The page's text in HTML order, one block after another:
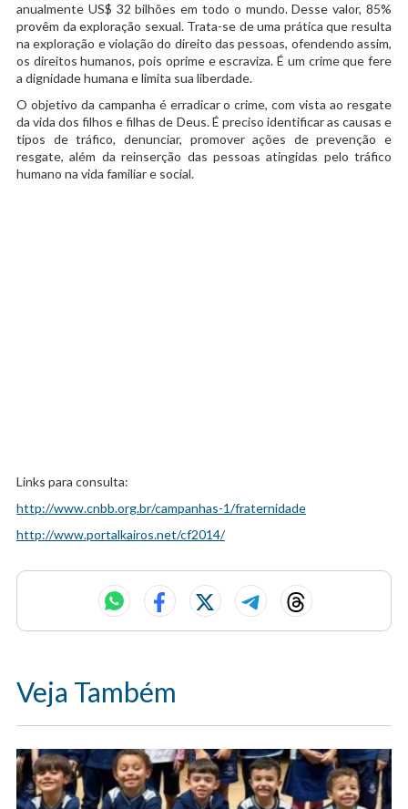
anualmente US$ 32 bilhões em todo o mundo. Desse valor, 85%
provêm da exploração sexual. Trata-se de uma prática que resulta
na exploração e violação do direito das pessoas, ofendendo assim,
os direitos humanos, pois oprime e escraviza. É um crime que fere
a dignidade humana e limita sua liberdade.
O objetivo da campanha é erradicar o crime, com vista ao resgate
da vida dos filhos e filhas de Deus. É preciso identificar as causas e
tipos de tráfico, denunciar, promover ações de prevenção e
resgate, além da reinserção das pessoas atingidas pelo tráfico
humano na vida familiar e social.
Links para consulta:
http://www.cnbb.org.br/campanhas-1/fraternidade
http://www.portalkairos.net/cf2014/
Veja Também